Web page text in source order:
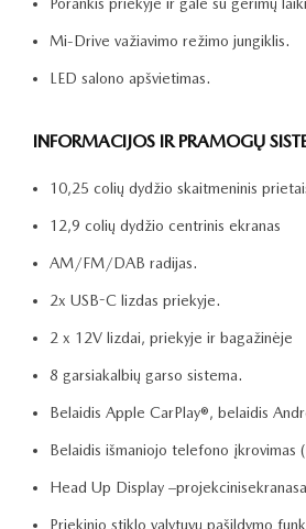
Mi-Drive važiavimo režimo jungiklis.
LED salono apšvietimas.
INFORMACIJOS IR PRAMOGŲ
10,25 colių dydžio skaitmeninis
12,9 colių dydžio centrinis ekranas
AM/FM/DAB radijas.
2x USB-C lizdas priekyje.
2 x 12V lizdai, priekyje ir bagažinėje
8 garsiakalbių garso sistema.
Belaidis Apple CarPlay®, belaidis
Belaidis išmaniojo telefono įkrovimas
Head Up Display
Priekinio stiklo valytuvų pašildymo